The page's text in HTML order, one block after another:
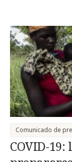
COVID-
Comunicado de